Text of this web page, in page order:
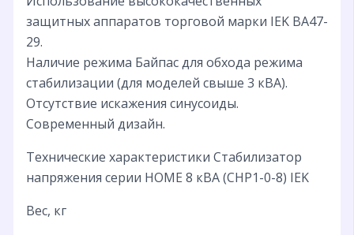
защитных аппаратов торговой марки IEK ВА47-
29.
Наличие режима Байпас для обхода режима
стабилизации (для моделей свыше 3 кВА).
Отсутствие искажения синусоиды.
Современный дизайн.
Технические характеристики Стабилизатор
напряжения серии HOME 8 кВА (СНР1-0-8) IEK
Вес, кг